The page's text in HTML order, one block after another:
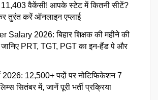
11,403 वैकेंसी! आपके स्टेट में कितनी सीटें?
तुरंत करें ऑनलाइन एप्लाई
Salary 2026: बिहार शिक्षक की महीने की
PRT, TGT, PGT का इन-हैंड पे और
2026: 12,500+ पदों पर नोटिफिकेशन 7
सितंबर में, जानें पूरी भर्ती प्रक्रिया